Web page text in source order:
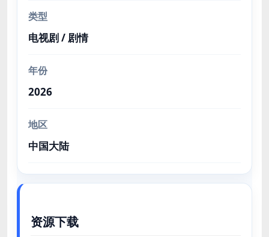
类型
电视剧 / 剧情
年份
2026
地区
中国大陆
资源下载